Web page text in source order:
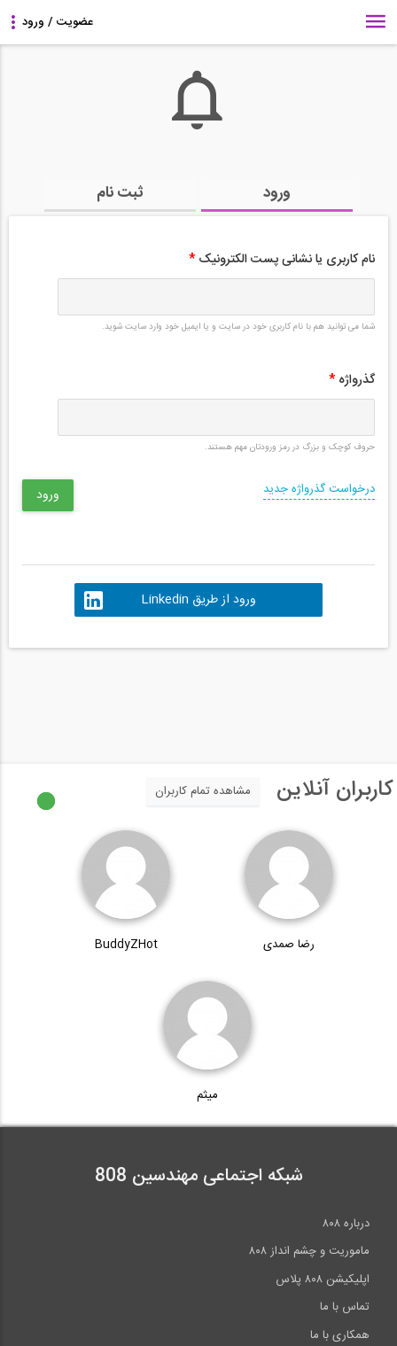
ورود ثبت نام
نام کاربری یا نشانی پست الکترونیک *
شما می توانید هم با نام کاربری خود در سایت و یا ایمیل خود وارد سایت شوید.
گذرواژه *
حروف کوچک و بزرگ در رمز ورودتان مهم هستند.
درخواست گذرواژه جدید
ورود از طریق Linkedin
کاربران آنلاین مشاهده تمام کاربران
رضا صمدی BuddyZHot
میثم
شبکه اجتماعی مهندسین 808
درباره ۸۰۸
ماموریت و چشم انداز ۸۰۸
اپلیکیشن ۸۰۸ پلاس
تماس با ما
همکاری با ما